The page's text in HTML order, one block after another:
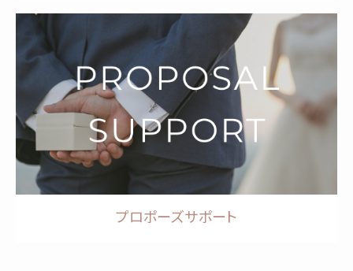
プロポーズサポート